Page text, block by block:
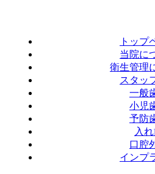
トップ
当院に
衛生管理
スタッ
一般
小児
予防
入
口腔
インプ